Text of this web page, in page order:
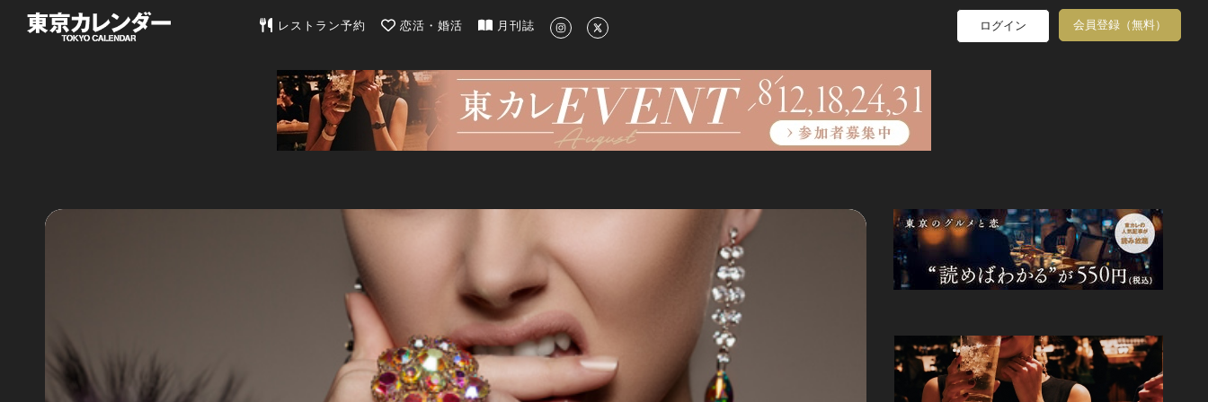
東京カレンダー | 最新のグルメ、洗練されたライフスタイル情報
レストラン予約 恋活・婚活 月刊誌 ログイン 会員登録（無料）